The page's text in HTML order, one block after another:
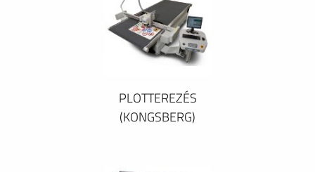
PLOTTEREZÉS
(KONGSBERG)